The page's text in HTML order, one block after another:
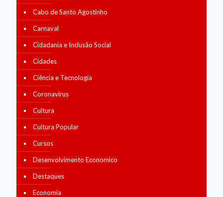
Cabo de Santo Agostinho
Carnaval
Cidadania e Inclusão Social
Cidades
Ciência e Tecnologia
Coronavírus
Cultura
Cultura Popular
Cursos
Desenvolvimento Economico
Destaques
Economia